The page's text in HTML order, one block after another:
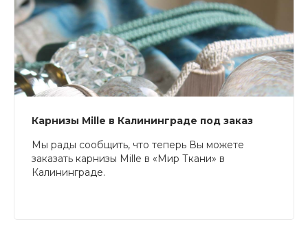
Карнизы Mille в Калининграде под заказ
Мы рады сообщить, что теперь Вы можете
заказать карнизы Mille в «Мир Ткани» в
Калининграде.